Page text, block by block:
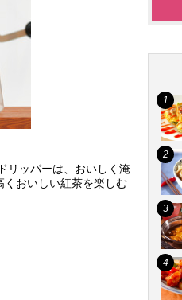
リッパーは、おいしく淹
くおいしい紅茶を楽しむ